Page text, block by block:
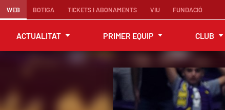
WEB BOTIGA TICKETS I ABONAMENTS VIU FUNDACIÓ
ACTUALITAT PRIMER EQUIP CLUB